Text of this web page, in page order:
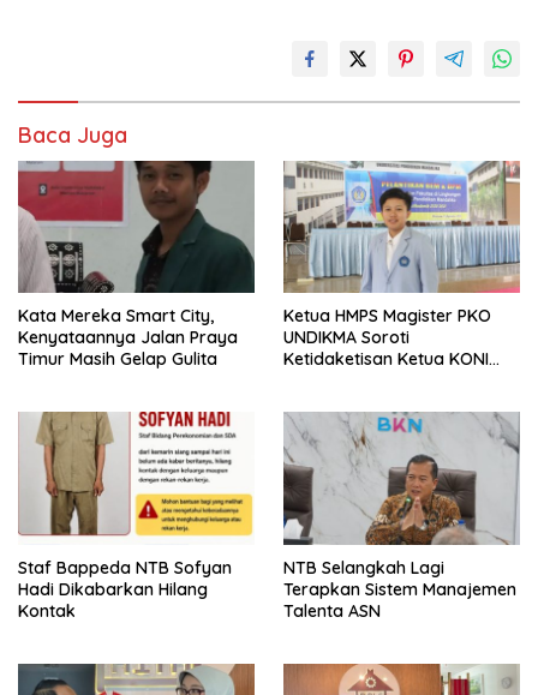
Baca Juga
Kata Mereka Smart City,
Kenyataannya Jalan Praya
Timur Masih Gelap Gulita
Ketua HMPS Magister PKO
UNDIKMA Soroti
Ketidaketisan Ketua KONI
Arena Kepentingan Sesaat
Staf Bappeda NTB Sofyan
Hadi Dikabarkan Hilang
Kontak
NTB Selangkah Lagi
Terapkan Sistem Manajemen
Talenta ASN